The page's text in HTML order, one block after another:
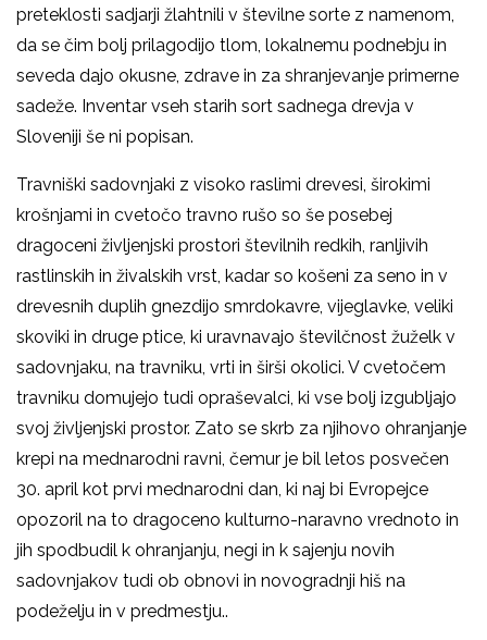
preteklosti sadjarji žlahtnili v številne sorte z namenom,
da se čim bolj prilagodijo tlom, lokalnemu podnebju in
seveda dajo okusne, zdrave in za shranjevanje primerne
sadeže. Inventar vseh starih sort sadnega drevja v
Sloveniji še ni popisan.
Travniški sadovnjaki z visoko raslimi drevesi, širokimi
krošnjami in cvetočo travno rušo so še posebej
dragoceni življenjski prostori številnih redkih, ranljivih
rastlinskih in živalskih vrst, kadar so košeni za seno in v
drevesnih duplih gnezdijo smrdokavre, vijeglavke, veliki
skoviki in druge ptice, ki uravnavajo številčnost žuželk v
sadovnjaku, na travniku, vrti in širši okolici. V cvetočem
travniku domujejo tudi opraševalci, ki vse bolj izgubljajo
svoj življenjski prostor. Zato se skrb za njihovo ohranjanje
krepi na mednarodni ravni, čemur je bil letos posvečen
30. april kot prvi mednarodni dan, ki naj bi Evropejce
opozoril na to dragoceno kulturno-naravno vrednoto in
jih spodbudil k ohranjanju, negi in k sajenju novih
sadovnjakov tudi ob obnovi in novogradnji hiš na
podeželju in v predmestju..